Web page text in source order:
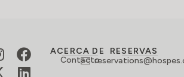
ACERCA DE
Contacto
RESERVAS